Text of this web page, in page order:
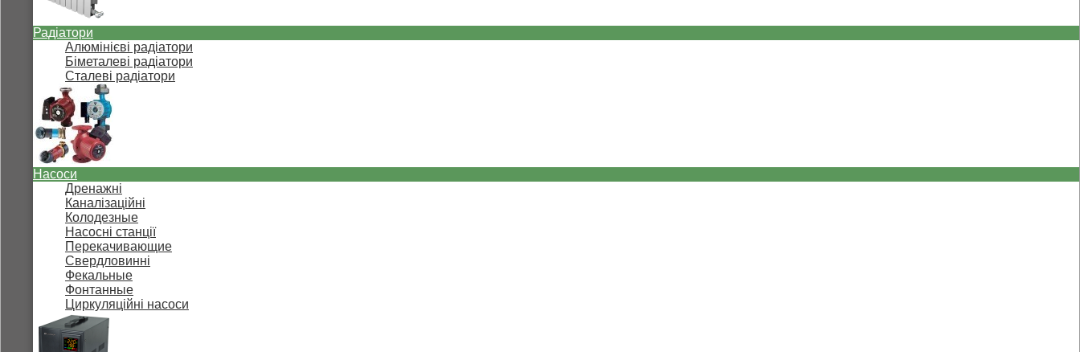
Радіатори
Алюмінієві радіатори
Біметалеві радіатори
Сталеві радіатори
Насоси
Дренажні
Каналізаційні
Колодезные
Насосні станції
Перекачивающие
Свердловинні
Фекальные
Фонтанные
Циркуляційні насоси